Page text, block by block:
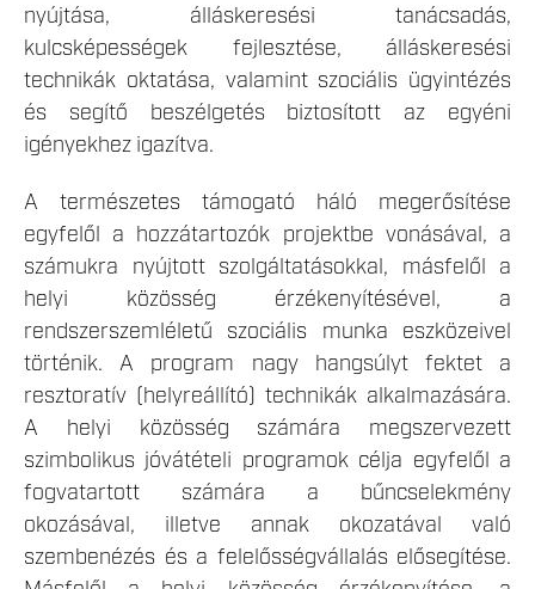
nyújtása, álláskeresési tanácsadás,
kulcsképességek fejlesztése, álláskeresési
technikák oktatása, valamint szociális ügyintézés
és segítő beszélgetés biztosított az egyéni
igényekhez igazítva.
A természetes támogató háló megerősítése
egyfelől a hozzátartozók projektbe vonásával, a
számukra nyújtott szolgáltatásokkal, másfelől a
helyi közösség érzékenyítésével, a
rendszerszemléletű szociális munka eszközeivel
történik. A program nagy hangsúlyt fektet a
resztoratív (helyreállító) technikák alkalmazására.
A helyi közösség számára megszervezett
szimbolikus jóvátételi programok célja egyfelől a
fogvatartott számára a bűncselekmény
okozásával, illetve annak okozatával való
szembenézés és a felelősségvállalás elősegítése.